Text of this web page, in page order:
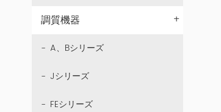
調質機器 +
A、Bシリーズ
Jシリーズ
FEシリーズ